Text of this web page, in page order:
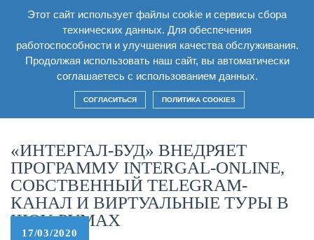
Этот сайт использует файлы cookie и сервисы сбора
технических данных. Для обеспечения
работоспособности и улучшения качества обслуживания.
Продолжая использовать наш сайт, вы автоматически
соглашаетесь с использованием данных.
СОГЛАСИТЬСЯ ПОЛИТИКА COOKIES
RU
Новости /«Интергал-Буд» внедряет программу
INTERGAL-Online, собственный Telegram-канал и виртуальные
туры в шоу-румах
«ИНТЕРГАЛ-БУД» ВНЕДРЯЕТ
ПРОГРАММУ INTERGAL-ONLINE,
СОБСТВЕННЫЙ TELEGRAM-
КАНАЛ И ВИРТУАЛЬНЫЕ ТУРЫ В
ШОУ-РУМАХ
17/03/2020